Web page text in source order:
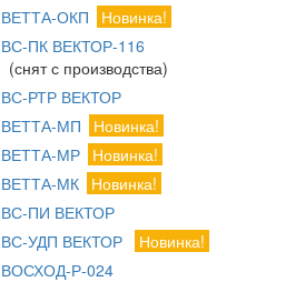
ВЕТТА-ОКП
Новинка!
ВС-ПК ВЕКТОР-116
(снят с производства)
ВС-РТР ВЕКТОР
ВЕТТА-МП
Новинка!
ВЕТТА-МР Новинка!
ВЕТТА-МК Новинка!
ВС-ПИ ВЕКТОР
ВС-УДП ВЕКТОР
Новинка!
ВОСХОД-Р-024